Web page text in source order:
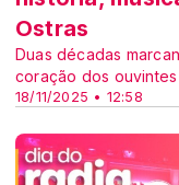
18/11/2025 • 12:58
Ostras
Duas décadas
coração dos ouvintes